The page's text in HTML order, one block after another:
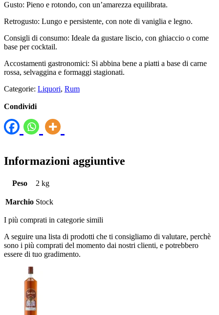
Gusto: Pieno e rotondo, con un’amarezza equilibrata.
Retrogusto: Lungo e persistente, con note di vaniglia e legno.
Consigli di consumo: Ideale da gustare liscio, con ghiaccio o come
base per cocktail.
Accostamenti gastronomici: Si abbina bene a piatti a base di carne
rossa, selvaggina e formaggi stagionati.
Categorie: Liquori, Rum
Condividi
Informazioni aggiuntive
Peso 2 kg
Marchio Stock
I più comprati in categorie simili
A seguire una lista di prodotti che ti consigliamo di valutare, perchè
sono i più comprati del momento dai nostri clienti, e potrebbero
essere di tuo gradimento.